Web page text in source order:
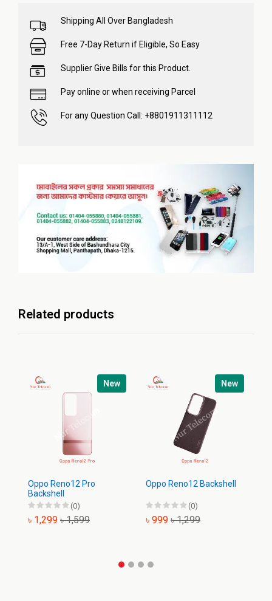
Shipping All Over Bangladesh
Free 7-Day Return if Eligible, So Easy
Supplier Give Bills for this Product.
Pay online or when receiving Parcel
For any Question Call: +8801911311112
Related products
New
Oppo Reno12 Pro
Backshell
(0)
৳ 1,299 ৳ 1,599
New
Oppo Reno12 Backshell
(0)
৳ 999 ৳ 1,299